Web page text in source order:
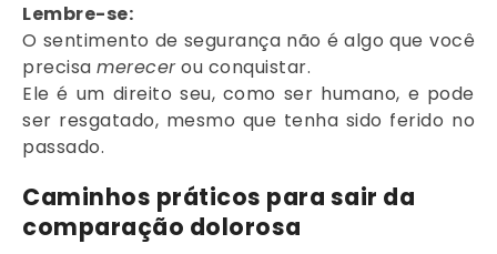
Lembre-se:
O sentimento de segurança não é algo que você
precisa merecerou conquistar.
Ele é um direito seu, como ser humano, e pode
ser resgatado, mesmo que tenha sido ferido no
passado.
Caminhos práticos para sair da
comparação dolorosa